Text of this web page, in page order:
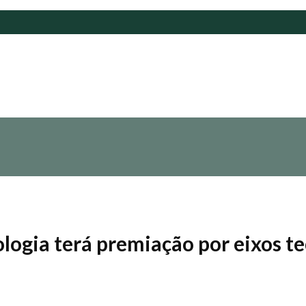
terá premiação por eixos